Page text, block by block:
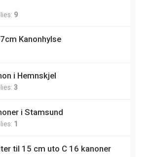
9
Kanonhylse
i Hemnskjel
3
i Stamsund
1
til 15 cm uto C 16 kanoner